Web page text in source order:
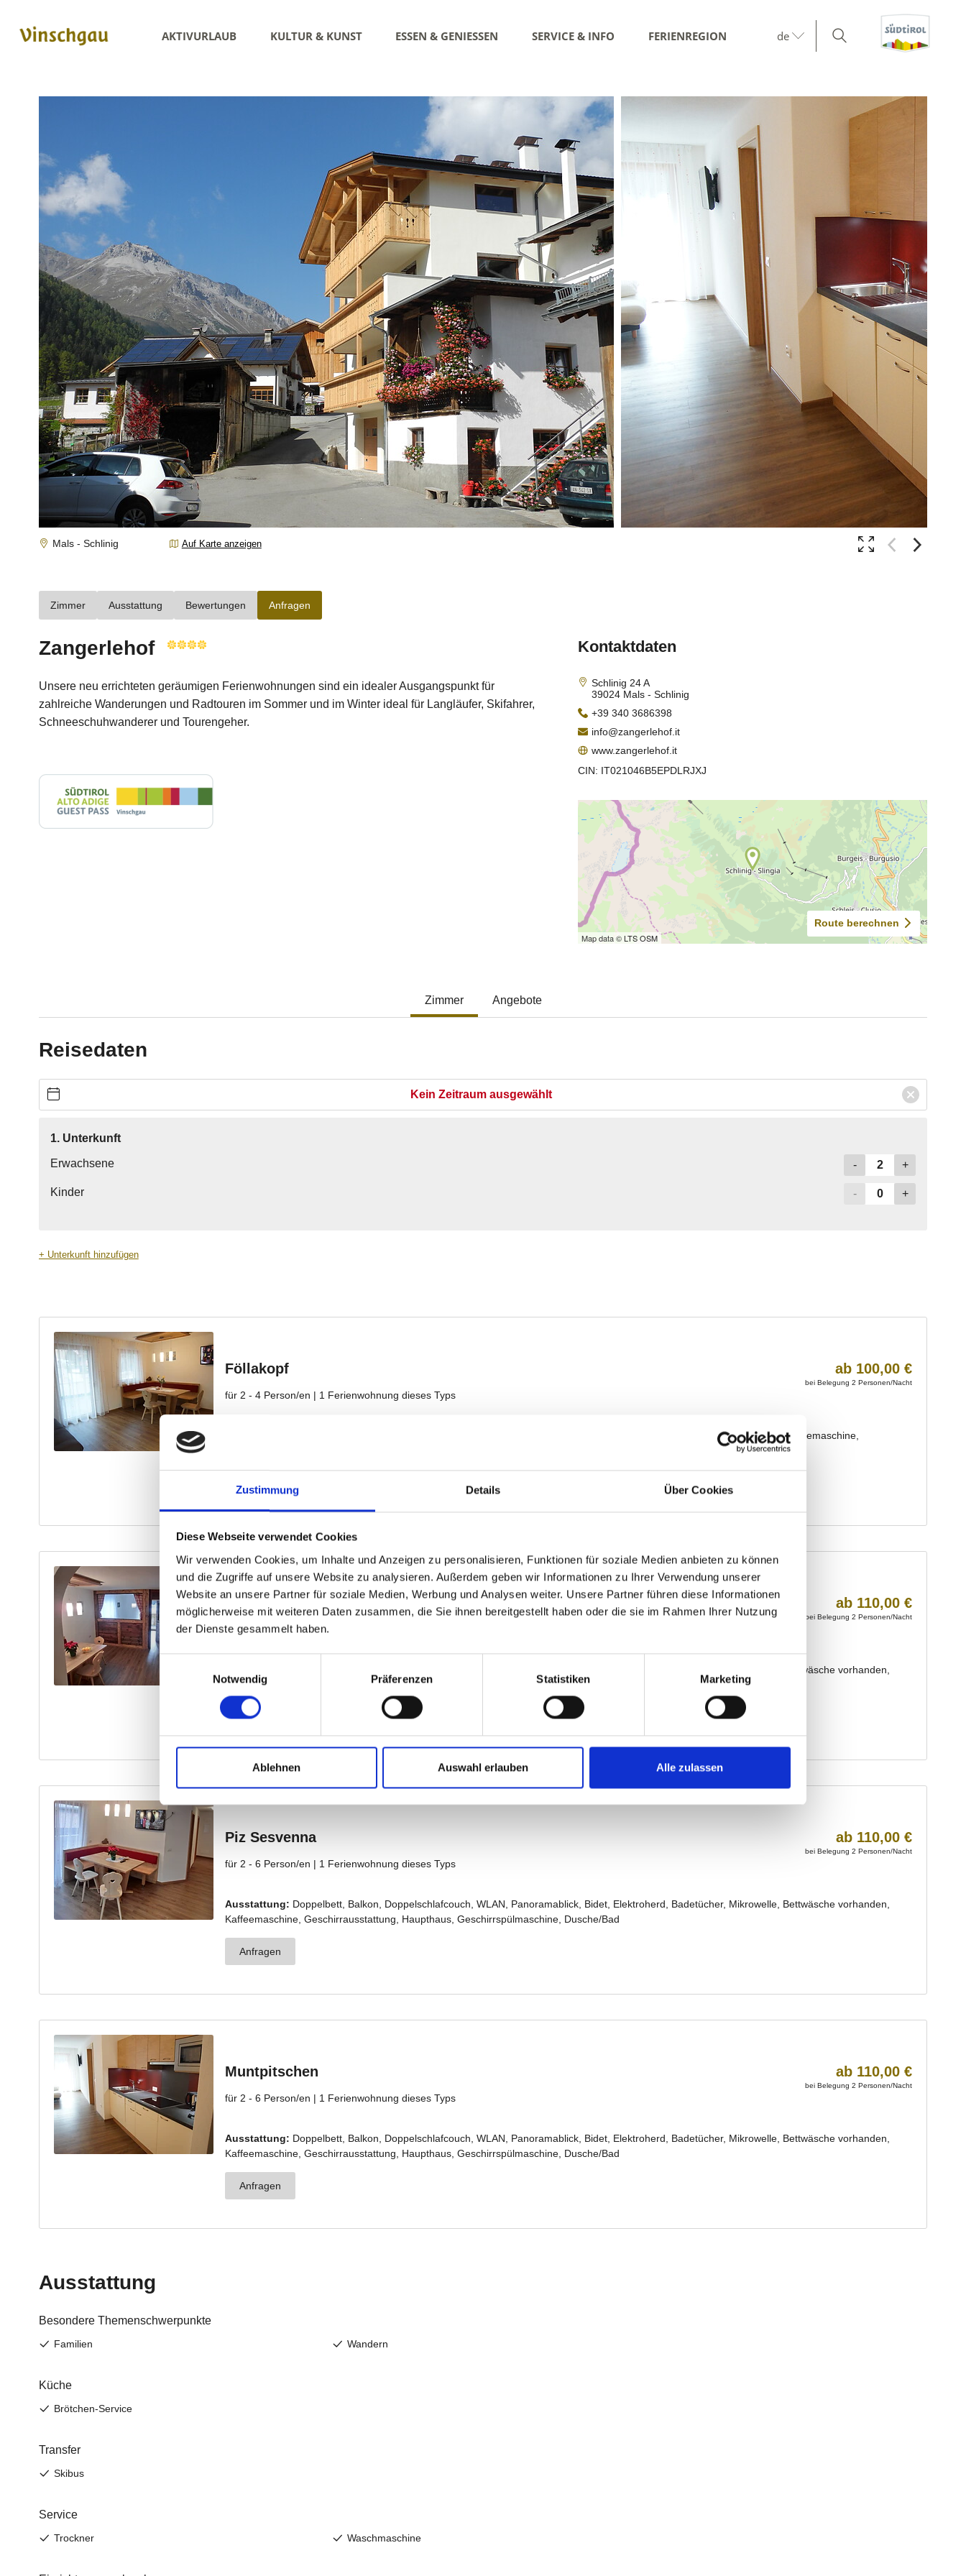
Zustimmung Details Über Cookies
Diese Webseite verwendet Cookies
Wir verwenden Cookies, um Inhalte und Anzeigen zu personalisieren, Funktionen für soziale Medien anbieten zu können
und die Zugriffe auf unsere Website zu analysieren. Außerdem geben wir Informationen zu Ihrer Verwendung unserer
Website an unsere Partner für soziale Medien, Werbung und Analysen weiter. Unsere Partner führen diese Informationen
möglicherweise mit weiteren Daten zusammen, die Sie ihnen bereitgestellt haben oder die sie im Rahmen Ihrer Nutzung
der Dienste gesammelt haben.
Notwendig
Präferenzen Statistiken Marketing
Ablehnen Auswahl erlauben Alle zulassen
AKTIVURLAUB KULTUR & KUNST ESSEN & GENIESSEN SERVICE & INFO FERIENREGION de